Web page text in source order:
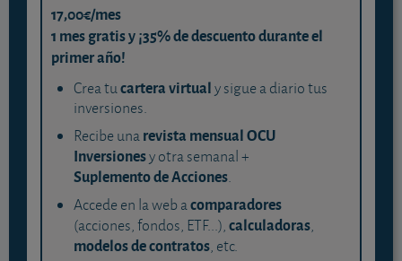
17,00€/mes
1 mes gratis y ¡35% de descuento durante el
primer año!
Crea tucartera virtualy sigue a diario tus
inversiones.
Recibe unarevista mensual OCU
Inversionesy otra semanal +
Suplemento de Acciones.
Accede en la web acomparadores
(acciones, fondos, ETF...),calculadoras,
modelos de contratos, etc.